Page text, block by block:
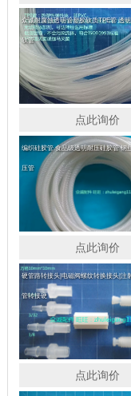
众诚耐腐蚀透明管塑胶软质TPE管 透
软管
点此询价
编织硅胶管 食品级透明耐压硅胶管 钢
压管
点此询价
硬管路转接头|电磁阀螺纹转换接头|注
管转接硬
点此询价